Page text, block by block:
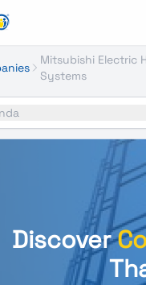
Mitsubishi Electric
Systems
Discover